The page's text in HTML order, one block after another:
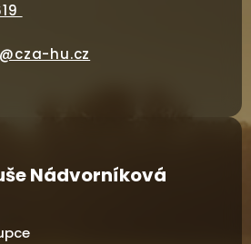
hu.cz
Nádvorníková